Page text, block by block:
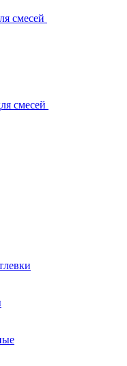
смесей
смесей